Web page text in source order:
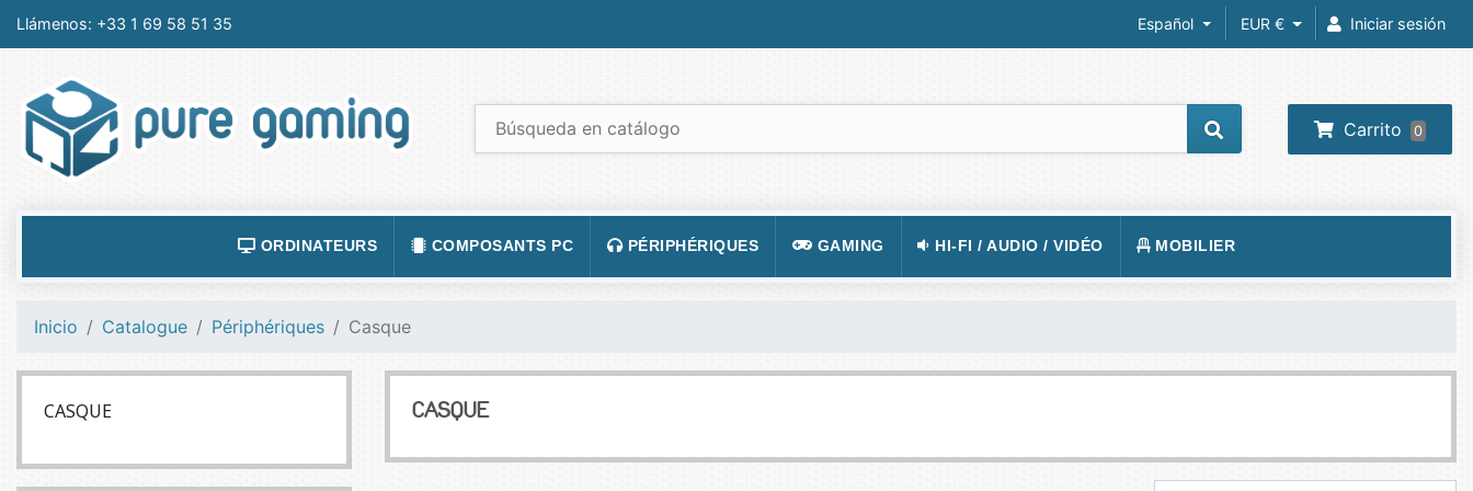
Llámenos: +33 1 69 58 51 35 Español EUR € Iniciar sesión
Carrito 0
ORDINATEURS
ACCESSOIRES ORDINATEURS PORTABLES
TABLETTES
COMPOSANTS PC PÉRIPHÉRIQUES GAMING HI-FI / AUDIO / VIDÉO MOBILIER
Inicio Catalogue Périphériques Casque
CASQUE CASQUE